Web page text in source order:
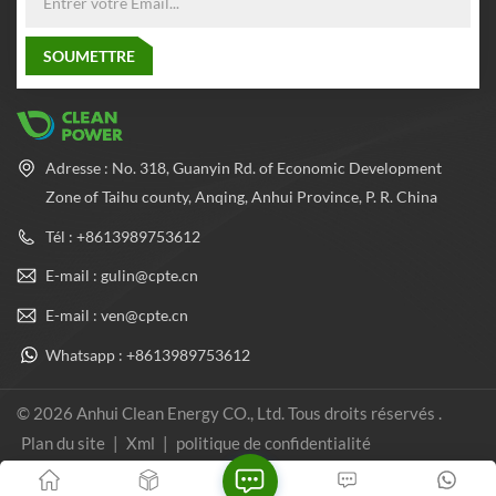
Adresse : No. 318, Guanyin Rd. of Economic Development
Zone of Taihu county, Anqing, Anhui Province, P. R. China
Tél : +8613989753612
E-mail : gulin@cpte.cn
E-mail : ven@cpte.cn
Whatsapp : +8613989753612
© 2026 Anhui Clean Energy CO., Ltd. Tous droits réservés .
Plan du site | Xml | politique de confidentialité
Réseau IPv6 pris en charge